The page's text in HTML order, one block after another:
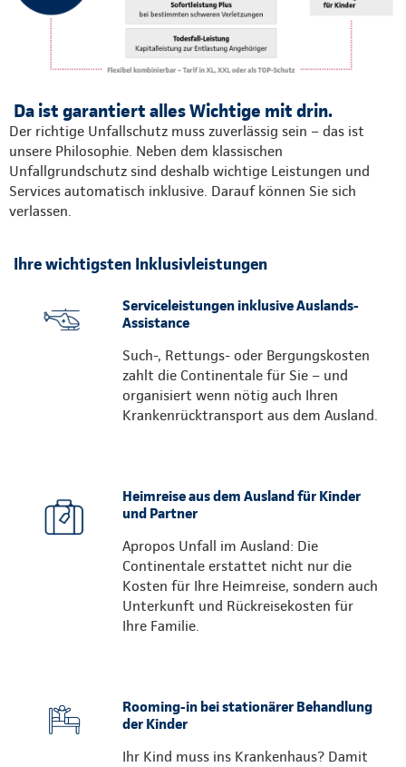
Da ist garantiert alles Wichtige mit drin.
Der richtige Unfallschutz muss zuverlässig sein – das ist
unsere Philosophie. Neben dem klassischen
Unfallgrundschutz sind deshalb wichtige Leistungen und
Services automatisch inklusive. Darauf können Sie sich
verlassen.
Ihre wichtigsten Inklusivleistungen
Serviceleistungen inklusive Auslands-
Assistance
Such-, Rettungs- oder Bergungskosten
zahlt die Continentale für Sie – und
organisiert wenn nötig auch Ihren
Krankenrücktransport aus dem Ausland.
Heimreise aus dem Ausland für Kinder
und Partner
Apropos Unfall im Ausland: Die
Continentale erstattet nicht nur die
Kosten für Ihre Heimreise, sondern auch
Unterkunft und Rückreisekosten für
Ihre Familie.
Rooming-in bei stationärer Behandlung
der Kinder
Ihr Kind muss ins Krankenhaus? Damit